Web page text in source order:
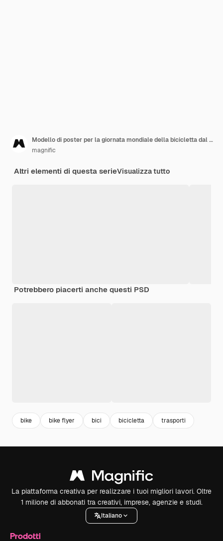
Modello di poster per la giornata mondiale della bicicletta dal design piatto
magnific
Altri elementi di questa serieVisualizza tutto
Potrebbero piacerti anche questi PSD
bike bike flyer bici bicicletta trasporti
La piattaforma creativa per realizzare i tuoi migliori lavori. Oltre
1 milione di abbonati tra creativi, imprese, agenzie e studi.
Italiano
Prodotti